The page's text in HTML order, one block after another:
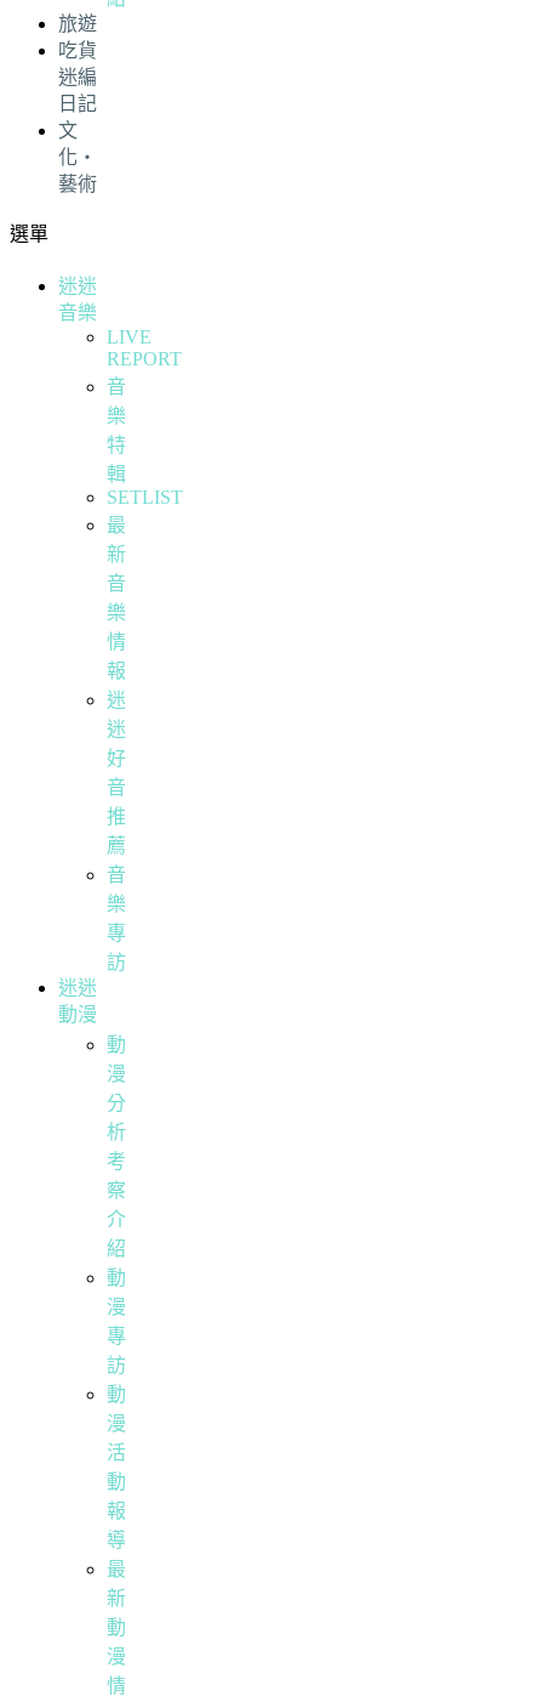
旅遊
吃貨
迷編
日記
文
化・
藝術
選單
迷迷
音樂
LIVE
REPORT
音
樂
特
輯
SETLIST
最
新
音
樂
情
報
迷
迷
好
音
推
薦
音
樂
專
訪
迷迷
動漫
動
漫
分
析
考
察
介
紹
動
漫
專
訪
動
漫
活
動
報
導
最
新
動
漫
情